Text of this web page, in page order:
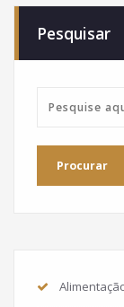
posts
Pesquisar